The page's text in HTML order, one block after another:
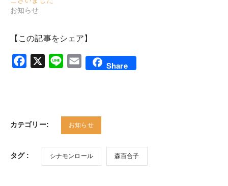
お知らせ
【この記事をシェア】
Facebook
X Line Email Share
カテゴリー: お知らせ
タグ : シナモンロール 森百合子